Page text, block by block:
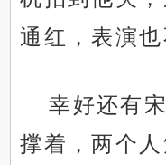
通红，表演也
幸好还有
撑着，两个